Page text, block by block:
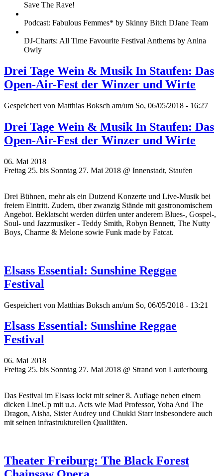
Save The Rave!
Podcast: Fabulous Femmes* by Skinny Bitch DJane Team
DJ-Charts: All Time Favourite Festival Anthems by Anina
Owly
Drei Tage Wein & Musik In Staufen: Das
Open-Air-Fest der Winzer und Wirte
Gespeichert von Matthias Boksch am/um So, 06/05/2018 - 16:27
Drei Tage Wein & Musik In Staufen: Das
Open-Air-Fest der Winzer und Wirte
06. Mai 2018
Freitag 25. bis Sonntag 27. Mai 2018 @ Innenstadt, Staufen
Drei Bühnen, mehr als ein Dutzend Konzerte und Live-Musik bei
freiem Eintritt. Zudem, über zwanzig Stände mit gastronomischem
Angebot. Beklatscht werden dürfen unter anderem Blues-, Gospel-,
Soul- und Jazzmusiker - Teddy Smith, Robyn Bennett, The Nutty
Boys, Charme & Melone sowie Funk made by Fatcat.
Elsass Essential: Sunshine Reggae
Festival
Gespeichert von Matthias Boksch am/um So, 06/05/2018 - 13:21
Elsass Essential: Sunshine Reggae
Festival
06. Mai 2018
Freitag 25. bis Sonntag 27. Mai 2018 @ Strand von Lauterbourg
Das Festival im Elsass lockt mit seiner 8. Auflage neben einem
dicken LineUp mit u.a. Acts wie Mad Professor, Yoha And The
Dragon, Aisha, Sister Audrey und Chukki Starr insbesondere auch
mit seinen infrastrukturellen Qualitäten.
Theater Freiburg: The Black Forest